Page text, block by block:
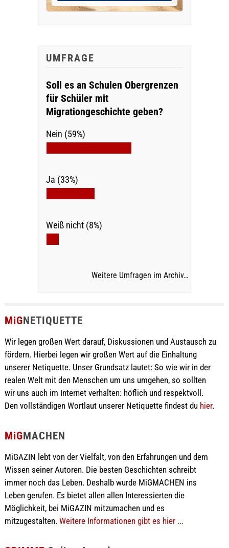
UMFRAGE
Soll es an Schulen Obergrenzen
für Schüler mit
Migrationgeschichte geben?
Nein (59%)
Ja (33%)
Weiß nicht (8%)
Weitere Umfragen im Archiv…
MiGNETIQUETTE
Wir legen großen Wert darauf, Diskussionen und Austausch zu
fördern. Hierbei legen wir großen Wert auf die Einhaltung
unserer Netiquette. Unser Grundsatz lautet: So wie wir in der
realen Welt mit den Menschen um uns umgehen, so sollten
wir uns auch im Internet verhalten: höflich und respektvoll.
Den vollständigen Wortlaut unserer Netiquette findest du hier.
MiGMACHEN
MiGAZIN lebt von der Vielfalt, von den Erfahrungen und dem
Wissen seiner Autoren. Die besten Geschichten schreibt
immer noch das Leben. Deshalb wurde MiGMACHEN ins
Leben gerufen. Es bietet allen allen Interessierten die
Möglichkeit, bei MiGAZIN mitzumachen und es
mitzugestalten. Weitere Informationen gibt es hier ...